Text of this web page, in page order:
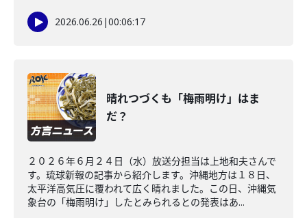
2026.06.26 |00:06:17
晴れつづくも「梅雨明け」はま
だ？
２０２６年６月２４日（水）放送分担当は上地和夫さんで
す。琉球新報の記事から紹介します。沖縄地方は１８日、
太平洋高気圧に覆われて広く晴れました。この日、沖縄気
象台の「梅雨明け」したとみられるとの発表はあ...